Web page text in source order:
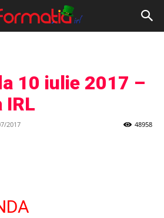
10 iulie 2017 –
IRL
2017 48958